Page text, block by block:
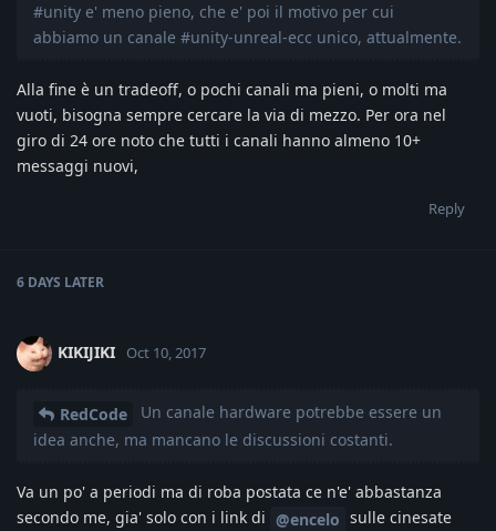
#unity e' meno pieno, che e' poi il motivo per cui
abbiamo un canale #unity-unreal-ecc unico, attualmente.
Alla fine è un tradeoff, o pochi canali ma pieni, o molti ma
vuoti, bisogna sempre cercare la via di mezzo. Per ora nel
giro di 24 ore noto che tutti i canali hanno almeno 10+
messaggi nuovi,
Reply
6 DAYS LATER
KIKIJIKI Oct 10, 2017
RedCode
Un canale hardware potrebbe essere un
idea anche, ma mancano le discussioni costanti.
Va un po' a periodi ma di roba postata ce n'e' abbastanza
secondo me, gia' solo con i link di @encelo sulle cinesate